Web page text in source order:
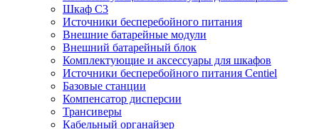
Шкаф C3
Источники бесперебойного питания
Внешние батарейные модули
Внешний батарейный блок
Комплектующие и аксессуары для шкафов
Источники бесперебойного питания Centiel
Базовые станции
Компенсатор дисперсии
Трансиверы
Кабельный органайзер